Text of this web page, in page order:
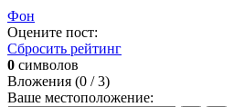
Фон
Оцените пост:
Сбросить рейтинг
0 символов
Вложения (0 / 3)
Ваше местоположение: